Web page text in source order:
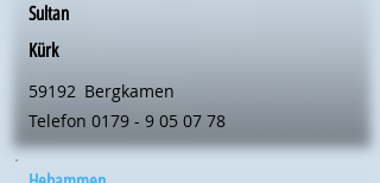
Sultan
Kürk
59192 Bergkamen
Telefon 0179 - 9 05 07 78